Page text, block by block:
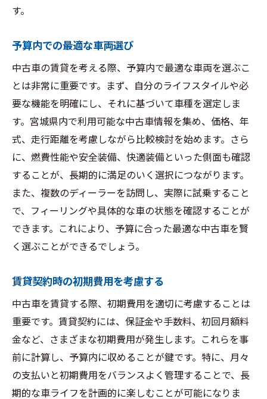
す。
予算内での最適な車両選び
中古車の賃貸を考える際、予算内で最適な車両を選ぶこ
とは非常に重要です。まず、自分のライフスタイルや必
要な機能を明確にし、それに基づいて車種を選定しま
す。宮城県内で利用可能な中古車情報を集め、価格、年
式、走行距離を考慮しながら比較検討を始めます。さら
に、燃費性能や安全装備、快適装備といった側面も確認
することが、長期的に満足のいく選択につながります。
また、複数のディーラーを訪問し、実際に試乗すること
で、フィーリングや具体的な車の状態を確認することが
できます。これにより、予算に合った最適な中古車を賢
く選ぶことができるでしょう。
賃貸契約時の初期費用を考慮する
中古車を賃貸する際、初期費用を適切に考慮することは
重要です。賃貸契約には、保証金や手数料、初回月額料
金など、さまざまな初期費用が発生します。これらを事
前に計算し、予算内に収めることが鍵です。特に、月々
の支払いと初期費用をバランスよく管理することで、長
期的な車ライフを計画的に楽しむことが可能になりま